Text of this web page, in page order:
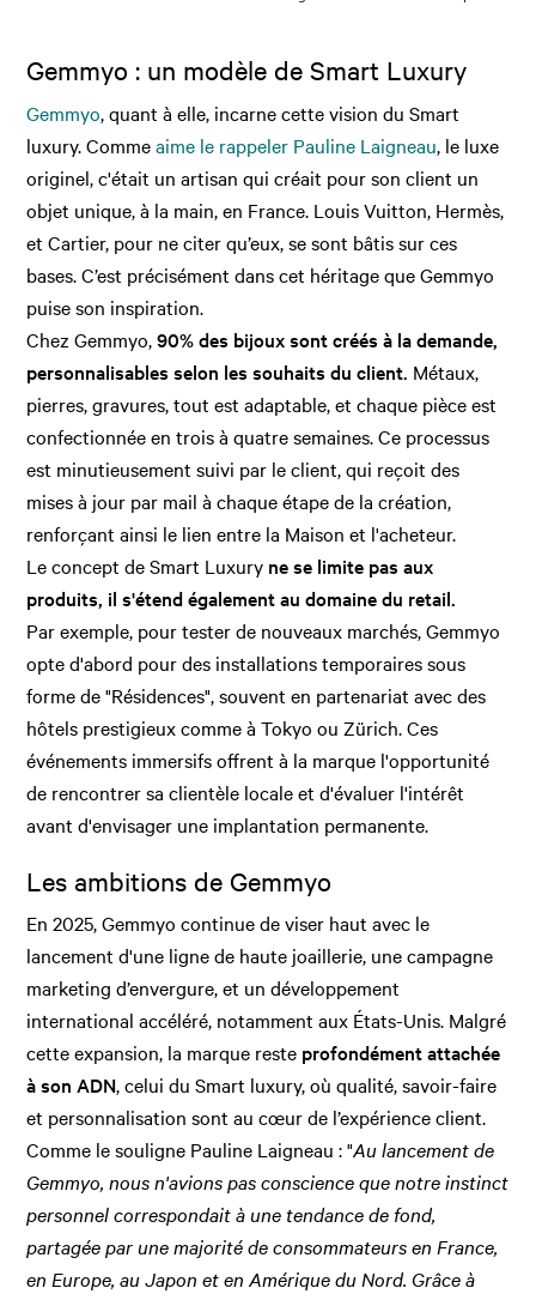
Gemmyo : un modèle de Smart Luxury
Gemmyo, quant à elle, incarne cette vision du Smart
luxury. Commeaime le rappeler Pauline Laigneau, le luxe
originel, c'était un artisan qui créait pour son client un
objet unique, à la main, en France. Louis Vuitton, Hermès,
et Cartier, pour ne citer qu’eux, se sont bâtis sur ces
bases. C’est précisément dans cet héritage que Gemmyo
puise son inspiration.
Chez Gemmyo,90% des bijoux sont créés à la demande,
personnalisables selon les souhaits du client. Métaux,
pierres, gravures, tout est adaptable, et chaque pièce est
confectionnée en trois à quatre semaines. Ce processus
est minutieusement suivi par le client, qui reçoit des
mises à jour par mail à chaque étape de la création,
renforçant ainsi le lien entre la Maison et l'acheteur.
Le concept de Smart Luxury ne se limite pas aux
produits, il s'étend également au domaine du retail.
Par exemple, pour tester de nouveaux marchés, Gemmyo
opte d'abord pour des installations temporaires sous
forme de "Résidences", souvent en partenariat avec des
hôtels prestigieux comme à Tokyo ou Zürich. Ces
événements immersifs offrent à la marque l'opportunité
de rencontrer sa clientèle locale et d'évaluer l'intérêt
avant d'envisager une implantation permanente.
Les ambitions de Gemmyo
En 2025, Gemmyo continue de viser haut avec le
lancement d'une ligne de haute joaillerie, une campagne
marketing d’envergure, et un développement
international accéléré, notamment aux États-Unis. Malgré
cette expansion, la marque reste profondément attachée
à son ADN, celui du Smart luxury, où qualité, savoir-faire
et personnalisation sont au cœur de l’expérience client.
Comme le souligne Pauline Laigneau : "Au lancement de
Gemmyo, nous n'avions pas conscience que notre instinct
personnel correspondait à une tendance de fond,
partagée par une majorité de consommateurs en France,
en Europe, au Japon et en Amérique du Nord. Grâce à